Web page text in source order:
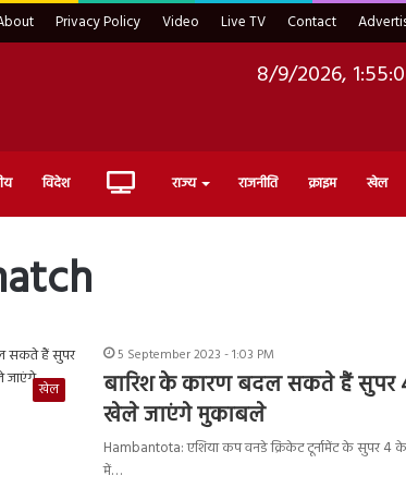
Privacy Policy Video Live TV Contact
8/9/2026,
विदेश Live राज्य राजनीति क्राइम खेल
खेल
5 September 2023 - 1:03 PM
बारिश के कारण बदल सकते हैं सुपर
खेले जाएंगे मुकाबले
Hambantota: एशिया कप वनडे क्रिकेट टूर्नामेंट के सुपर
में…